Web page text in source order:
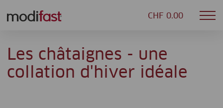
CHF 0.00
Les châtaignes - une
collation d'hiver idéale